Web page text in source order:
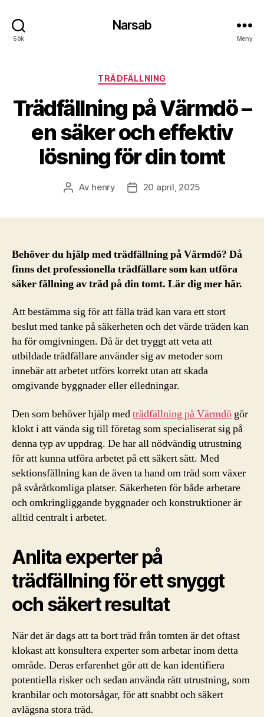
Sök
Narsab
Meny
Kategorier
TRÄDFÄLLNING
Trädfällning på Värmdö –
en säker och effektiv
lösning för din tomt
Inläggsförfattare
Av henry Inläggsdatum
20 april, 2025
Behöver du hjälp med trädfällning på Värmdö? Då
finns det professionella trädfällare som kan utföra
säker fällning av träd på din tomt. Lär dig mer här.
Att bestämma sig för att fälla träd kan vara ett stort
beslut med tanke på säkerheten och det värde träden kan
ha för omgivningen. Då är det tryggt att veta att
utbildade trädfällare använder sig av metoder som
innebär att arbetet utförs korrekt utan att skada
omgivande byggnader eller elledningar.
Den som behöver hjälp medträdfällning på Värmdö gör
klokt i att vända sig till företag som specialiserat sig på
denna typ av uppdrag. De har all nödvändig utrustning
för att kunna utföra arbetet på ett säkert sätt. Med
sektionsfällning kan de även ta hand om träd som växer
på svåråtkomliga platser. Säkerheten för både arbetare
och omkringliggande byggnader och konstruktioner är
alltid centralt i arbetet.
Anlita experter på
trädfällning för ett snyggt
och säkert resultat
När det är dags att ta bort träd från tomten är det oftast
klokast att konsultera experter som arbetar inom detta
område. Deras erfarenhet gör att de kan identifiera
potentiella risker och sedan använda rätt utrustning, som
kranbilar och motorsågar, för att snabbt och säkert
avlägsna stora träd.